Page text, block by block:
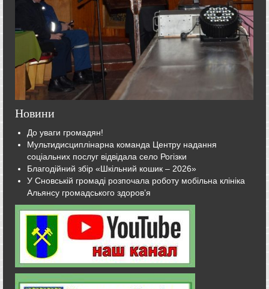
Новини
До уваги громадян!
Мультидисциплінарна команда Центру надання
соціальних послуг відвідала село Рогізки
Благодійний збір «Шкільний кошик – 2026»
У Сновській громаді розпочала роботу мобільна клініка
Альянсу громадського здоров’я